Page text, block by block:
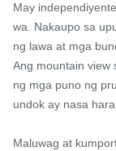
May
wa. Nakaupo sa
ng lawa at mga
Ang mountain view
ng mga puno ng
undok ay nasa
Maluwag at